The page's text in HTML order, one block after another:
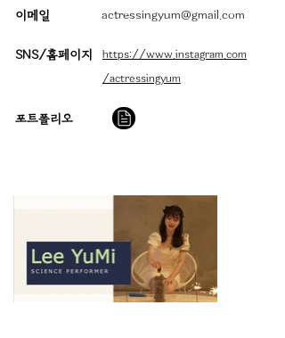
이메일
SNS/홈페이지
actressingyum@gmail.com
https://www.instagram.com
/actressingyum
​포트폴리오